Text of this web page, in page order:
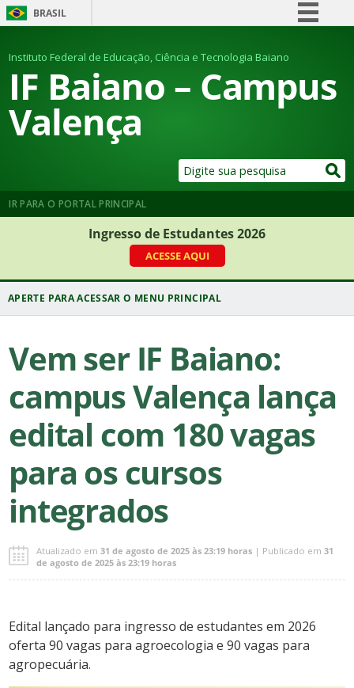
BRASIL
Comunica BR
Participe
Instituto Federal de Educação, Ciência e Tecnologia Baiano
IF Baiano – Campus
Valença
IR PARA O PORTAL PRINCIPAL
Ingresso de Estudantes 2026
ACESSE AQUI
Vem ser IF Baiano:
campus Valença lança
edital com 180 vagas
para os cursos
integrados
Atualizado em31 de agosto de 2025 às 23:19 horas | Publicado em31
de agosto de 2025 às 23:19 horas
Edital lançado para ingresso de estudantes em 2026
oferta 90 vagas para agroecologia e 90 vagas para
agropecuária.